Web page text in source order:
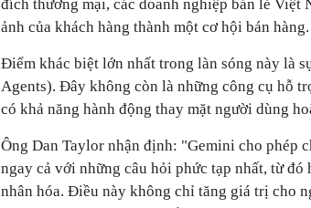
đích thương mại, các doanh nghiệp bán lẻ Việt
ảnh của khách hàng thành một cơ hội bán hàng.
Điểm khác biệt lớn nhất trong làn sóng này là
Agents). Đây không còn là những công cụ hỗ
có khả năng hành động thay mặt người dùng
Ông Dan Taylor nhận định: "Gemini cho phép
ngay cả với những câu hỏi phức tạp nhất, từ
nhân hóa. Điều này không chỉ tăng giá trị cho